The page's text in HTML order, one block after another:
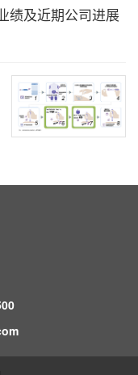
资料可能含有与
有关的前瞻性陈
、预测、目标和计
"会"、"或许"、"预
否定形式。这类
假设，包括以下
与前瞻性陈述中
武田全球业务所
的整体经济状况；
绩及近期公司进展